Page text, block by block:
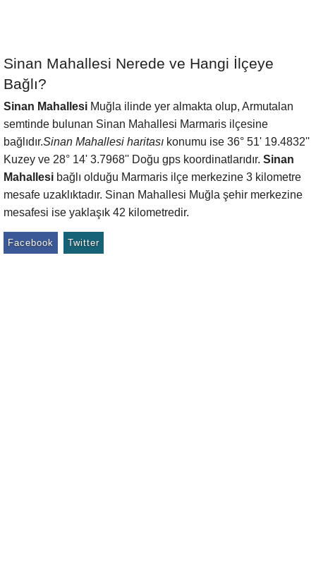
Sinan Mahallesi Nerede ve Hangi İlçeye
Bağlı?
Sinan Mahallesi Muğla ilinde yer almakta olup, Armutalan
semtinde bulunan Sinan Mahallesi Marmaris ilçesine
bağlıdır.Sinan Mahallesi haritası konumu ise 36° 51' 19.4832''
Kuzey ve 28° 14' 3.7968'' Doğu gps koordinatlarıdır. Sinan
Mahallesi bağlı olduğu Marmaris ilçe merkezine 3 kilometre
mesafe uzaklıktadır. Sinan Mahallesi Muğla şehir merkezine
mesafesi ise yaklaşık 42 kilometredir.
Facebook Twitter